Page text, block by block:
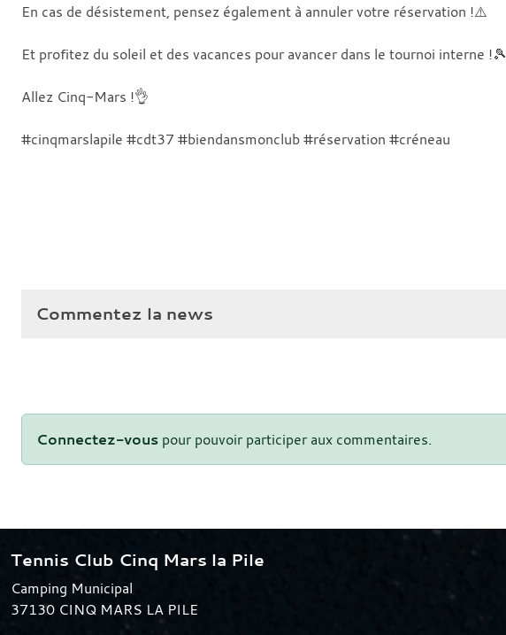
En cas de désistement, pensez également à annuler votre réservation !⚠️
Et profitez du soleil et des vacances pour avancer dans le tournoi interne !🎾
Allez Cinq-Mars !👌
#cinqmarslapile #cdt37 #biendansmonclub #réservation #créneau
Commentez la news
Connectez-vous pour pouvoir participer aux commentaires.
Tennis Club Cinq Mars la Pile
Camping Municipal
37130 CINQ MARS LA PILE